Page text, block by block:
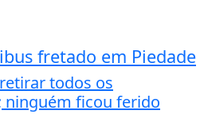
fretado em Piedade
todos os
ninguém ficou ferido